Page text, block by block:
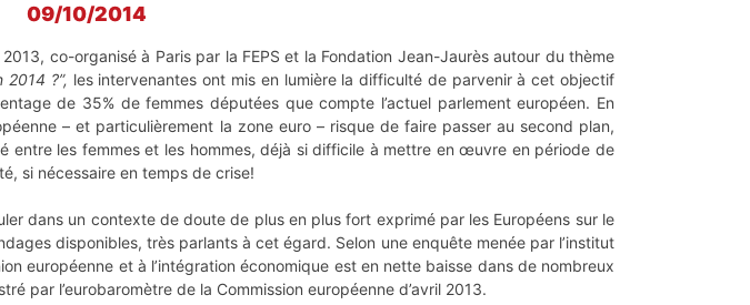
09/10/2014
co-organisé à Paris par la FEPS et la Fondation Jean-Jaurès autour du thème
2014 ?”, les intervenantes ont mis en lumière la difficulté de parvenir à cet objectif
de 35% de femmes députées que compte l’actuel parlement européen. En
– et particulièrement la zone euro – risque de faire passer au second plan,
entre les femmes et les hommes, déjà si difficile à mettre en œuvre en période de
si nécessaire en temps de crise!
dans un contexte de doute de plus en plus fort exprimé par les Européens sur le
disponibles, très parlants à cet égard. Selon une enquête menée par l’institut
européenne et à l’intégration économique est en nette baisse dans de nombreux
par l’eurobaromètre de la Commission européenne d’avril 2013.